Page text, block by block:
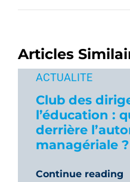
Articles
ACTUALITE
Club des
l’éducation :
derrière
managériale ?
Continue reading